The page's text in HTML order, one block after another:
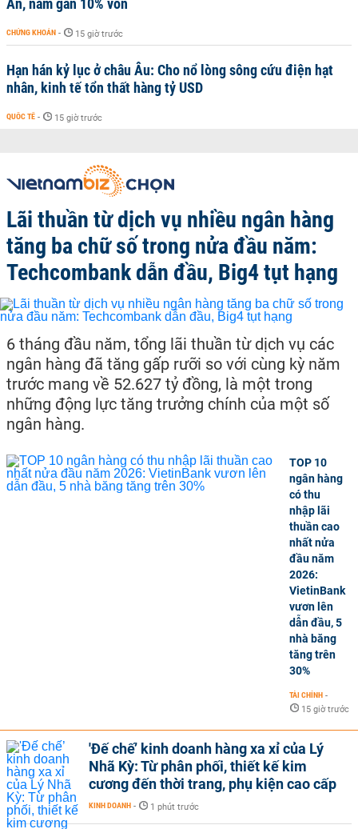
An, nắm gần 10% vốn
CHỨNG KHOÁN - 15 giờ trước
Hạn hán kỷ lục ở châu Âu: Cho nổ lòng sông cứu điện hạt
nhân, kinh tế tổn thất hàng tỷ USD
QUỐC TẾ - 15 giờ trước
Lãi thuần từ dịch vụ nhiều ngân hàng
tăng ba chữ số trong nửa đầu năm:
Techcombank dẫn đầu, Big4 tụt hạng
6 tháng đầu năm, tổng lãi thuần từ dịch vụ các
ngân hàng đã tăng gấp rưỡi so với cùng kỳ năm
trước mang về 52.627 tỷ đồng, là một trong
những động lực tăng trưởng chính của một số
ngân hàng.
TOP 10
ngân hàng
có thu
nhập lãi
thuần cao
nhất nửa
đầu năm
2026:
VietinBank
vươn lên
dẫn đầu, 5
nhà băng
tăng trên
30%
TÀI CHÍNH -
15 giờ trước
'Đế chế’ kinh doanh hàng xa xỉ của Lý
Nhã Kỳ: Từ phân phối, thiết kế kim
cương đến thời trang, phụ kiện cao cấp
KINH DOANH - 1 phút trước